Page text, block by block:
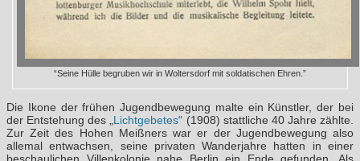
“Seine Hülle begruben wir in Woltersdorf mit soldatischen Ehren.”
Die Ikone der frühen Jugendbewegung malte ein Künstler, der bei
der Entstehung des „ Lichtgebetes“ (1908) stattliche 40 Jahre zählte.
Zur Zeit des Hohen Meißners war er der Jugendbewegung also
allemal entwachsen, seine privaten Wanderjahre hatten in einer